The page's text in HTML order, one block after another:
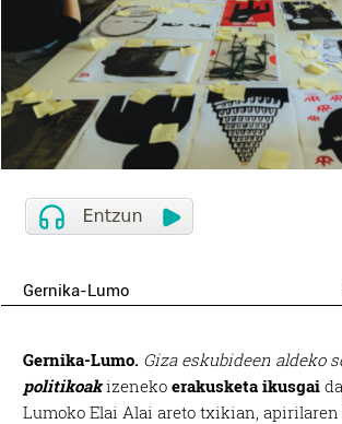
Gernika-Lumo
Gernika-Lumo. Giza eskubideen aldeko
politikoakizenekoerakusketa ikusgai
Lumoko Elai Alai areto txikian, apirilaren